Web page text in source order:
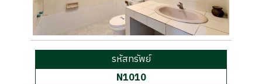
รหัสทรัพย์
N1010